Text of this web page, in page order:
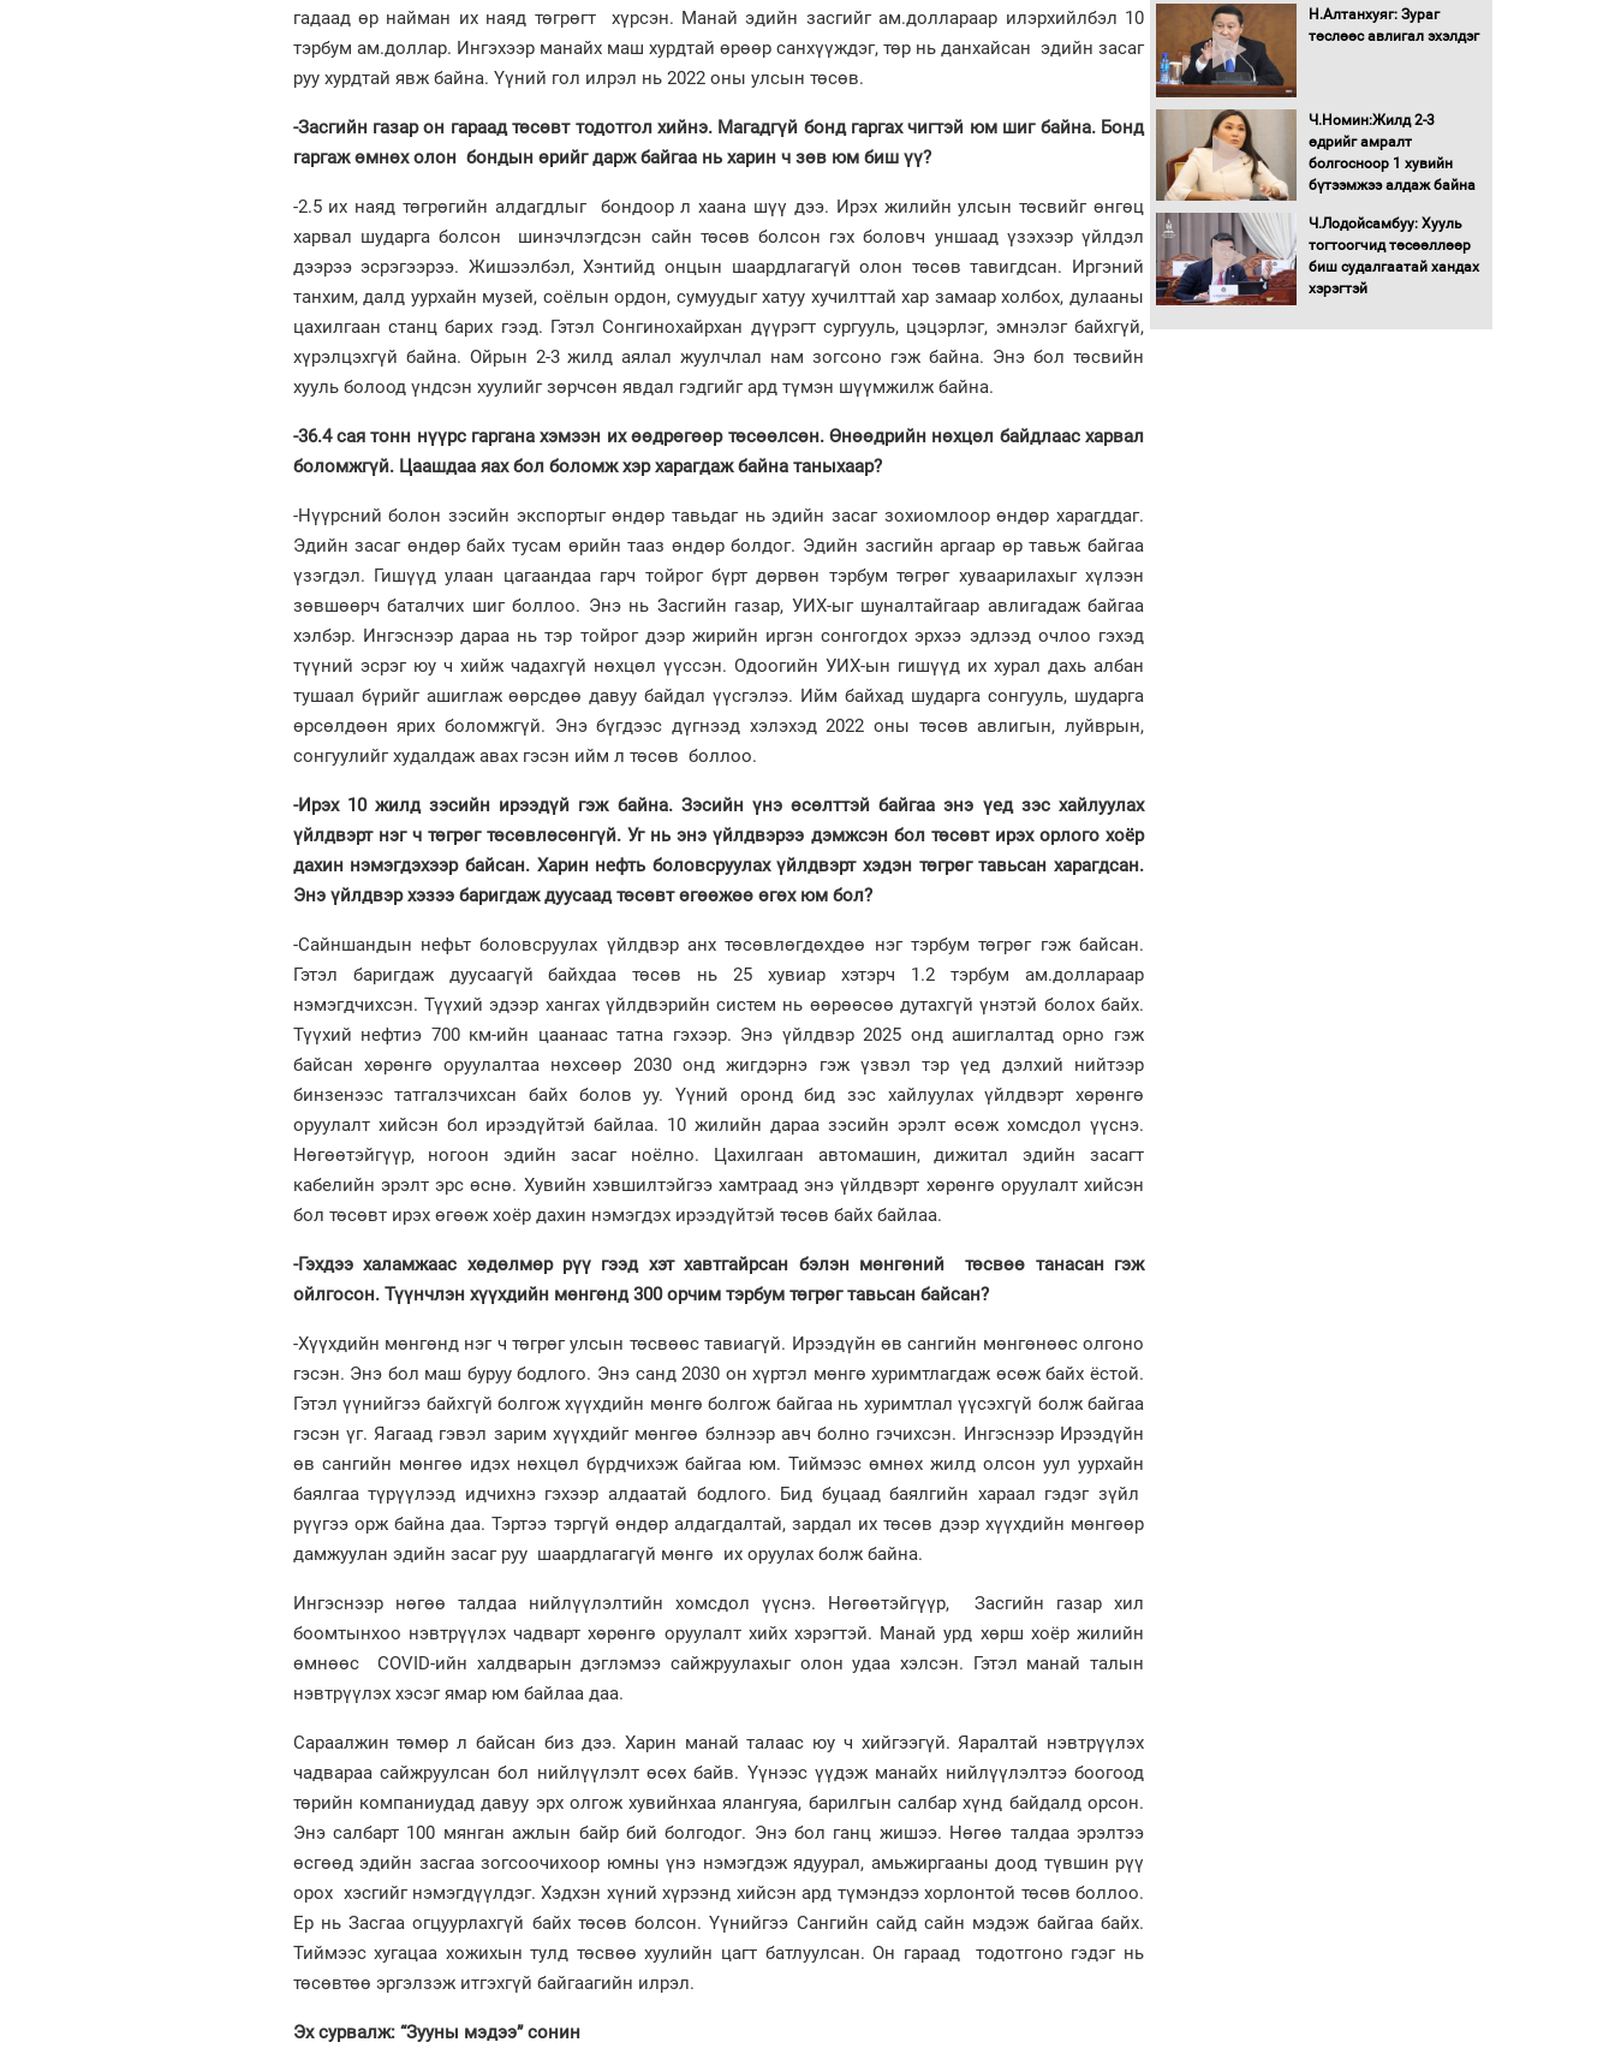
гадаад өр найман их наяд төгрөгт хүрсэн. Манай эдийн засгийг ам.доллараар илэрхийлбэл 10
тэрбум ам.доллар. Ингэхээр манайх маш хурдтай өрөөр санхүүждэг, төр нь данхайсан эдийн засаг
руу хурдтай явж байна. Үүний гол илрэл нь 2022 оны улсын төсөв.
-Засгийн газар он гараад төсөвт тодотгол хийнэ. Магадгүй бонд гаргах чигтэй юм шиг байна. Бонд
гаргаж өмнөх олон бондын өрийг дарж байгаа нь харин ч зөв юм биш үү?
-2.5 их наяд төгрөгийн алдагдлыг бондоор л хаана шүү дээ. Ирэх жилийн улсын төсвийг өнгөц
харвал шударга болсон шинэчлэгдсэн сайн төсөв болсон гэх боловч уншаад үзэхээр үйлдэл
дээрээ эсрэгээрээ. Жишээлбэл, Хэнтийд онцын шаардлагагүй олон төсөв тавигдсан. Иргэний
танхим, далд уурхайн музей, соёлын ордон, сумуудыг хатуу хучилттай хар замаар холбох, дулааны
цахилгаан станц барих гээд. Гэтэл Сонгинохайрхан дүүрэгт сургууль, цэцэрлэг, эмнэлэг байхгүй,
хүрэлцэхгүй байна. Ойрын 2-3 жилд аялал жуулчлал нам зогсоно гэж байна. Энэ бол төсвийн
хууль болоод үндсэн хуулийг зөрчсөн явдал гэдгийг ард түмэн шүүмжилж байна.
-36.4 сая тонн нүүрс гаргана хэмээн их өөдрөгөөр төсөөлсөн. Өнөөдрийн нөхцөл байдлаас харвал
боломжгүй. Цаашдаа яах бол боломж хэр харагдаж байна таныхаар?
-Нүүрсний болон зэсийн экспортыг өндөр тавьдаг нь эдийн засаг зохиомлоор өндөр харагддаг.
Эдийн засаг өндөр байх тусам өрийн тааз өндөр болдог. Эдийн засгийн аргаар өр тавьж байгаа
үзэгдэл. Гишүүд улаан цагаандаа гарч тойрог бүрт дөрвөн тэрбум төгрөг хуваарилахыг хүлээн
зөвшөөрч баталчих шиг боллоо. Энэ нь Засгийн газар, УИХ-ыг шуналтайгаар авлигадаж байгаа
хэлбэр. Ингэснээр дараа нь тэр тойрог дээр жирийн иргэн сонгогдох эрхээ эдлээд очлоо гэхэд
түүний эсрэг юу ч хийж чадахгүй нөхцөл үүссэн. Одоогийн УИХ-ын гишүүд их хурал дахь албан
тушаал бүрийг ашиглаж өөрсдөө давуу байдал үүсгэлээ. Ийм байхад шударга сонгууль, шударга
өрсөлдөөн ярих боломжгүй. Энэ бүгдээс дүгнээд хэлэхэд 2022 оны төсөв авлигын, луйврын,
сонгуулийг худалдаж авах гэсэн ийм л төсөв боллоо.
-Ирэх 10 жилд зэсийн ирээдүй гэж байна. Зэсийн үнэ өсөлттэй байгаа энэ үед зэс хайлуулах
үйлдвэрт нэг ч төгрөг төсөвлөсөнгүй. Уг нь энэ үйлдвэрээ дэмжсэн бол төсөвт ирэх орлого хоёр
дахин нэмэгдэхээр байсан. Харин нефть боловсруулах үйлдвэрт хэдэн төгрөг тавьсан харагдсан.
Энэ үйлдвэр хэзээ баригдаж дуусаад төсөвт өгөөжөө өгөх юм бол?
-Сайншандын нефьт боловсруулах үйлдвэр анх төсөвлөгдөхдөө нэг тэрбум төгрөг гэж байсан.
Гэтэл баригдаж дуусаагүй байхдаа төсөв нь 25 хувиар хэтэрч 1.2 тэрбум ам.доллараар
нэмэгдчихсэн. Түүхий эдээр хангах үйлдвэрийн систем нь өөрөөсөө дутахгүй үнэтэй болох байх.
Түүхий нефтиэ 700 км-ийн цаанаас татна гэхээр. Энэ үйлдвэр 2025 онд ашиглалтад орно гэж
байсан хөрөнгө оруулалтаа нөхсөөр 2030 онд жигдэрнэ гэж үзвэл тэр үед дэлхий нийтээр
бинзенээс татгалзчихсан байх болов уу. Үүний оронд бид зэс хайлуулах үйлдвэрт хөрөнгө
оруулалт хийсэн бол ирээдүйтэй байлаа. 10 жилийн дараа зэсийн эрэлт өсөж хомсдол үүснэ.
Нөгөөтэйгүүр, ногоон эдийн засаг ноёлно. Цахилгаан автомашин, дижитал эдийн засагт
кабелийн эрэлт эрс өснө. Хувийн хэвшилтэйгээ хамтраад энэ үйлдвэрт хөрөнгө оруулалт хийсэн
бол төсөвт ирэх өгөөж хоёр дахин нэмэгдэх ирээдүйтэй төсөв байх байлаа.
-Гэхдээ халамжаас хөдөлмөр рүү гээд хэт хавтгайрсан бэлэн мөнгөний төсвөө танасан гэж
ойлгосон. Түүнчлэн хүүхдийн мөнгөнд 300 орчим тэрбум төгрөг тавьсан байсан?
-Хүүхдийн мөнгөнд нэг ч төгрөг улсын төсвөөс тавиагүй. Ирээдүйн өв сангийн мөнгөнөөс олгоно
гэсэн. Энэ бол маш буруу бодлого. Энэ санд 2030 он хүртэл мөнгө хуримтлагдаж өсөж байх ёстой.
Гэтэл үүнийгээ байхгүй болгож хүүхдийн мөнгө болгож байгаа нь хуримтлал үүсэхгүй болж байгаа
гэсэн үг. Яагаад гэвэл зарим хүүхдийг мөнгөө бэлнээр авч болно гэчихсэн. Ингэснээр Ирээдүйн
өв сангийн мөнгөө идэх нөхцөл бүрдчихэж байгаа юм. Тиймээс өмнөх жилд олсон уул уурхайн
баялгаа түрүүлээд идчихнэ гэхээр алдаатай бодлого. Бид буцаад баялгийн хараал гэдэг зүйл
рүүгээ орж байна даа. Тэртээ тэргүй өндөр алдагдалтай, зардал их төсөв дээр хүүхдийн мөнгөөр
дамжуулан эдийн засаг руу шаардлагагүй мөнгө их оруулах болж байна.
Ингэснээр нөгөө талдаа нийлүүлэлтийн хомсдол үүснэ. Нөгөөтэйгүүр, Засгийн газар хил
боомтынхоо нэвтрүүлэх чадварт хөрөнгө оруулалт хийх хэрэгтэй. Манай урд хөрш хоёр жилийн
өмнөөс COVID-ийн халдварын дэглэмээ сайжруулахыг олон удаа хэлсэн. Гэтэл манай талын
нэвтрүүлэх хэсэг ямар юм байлаа даа.
Сараалжин төмөр л байсан биз дээ. Харин манай талаас юу ч хийгээгүй. Яаралтай нэвтрүүлэх
чадвараа сайжруулсан бол нийлүүлэлт өсөх байв. Үүнээс үүдэж манайх нийлүүлэлтээ боогоод
төрийн компаниудад давуу эрх олгож хувийнхаа ялангуяа, барилгын салбар хүнд байдалд орсон.
Энэ салбарт 100 мянган ажлын байр бий болгодог. Энэ бол ганц жишээ. Нөгөө талдаа эрэлтээ
өсгөөд эдийн засгаа зогсоочихоор юмны үнэ нэмэгдэж ядуурал, амьжиргааны доод түвшин рүү
орох хэсгийг нэмэгдүүлдэг. Хэдхэн хүний хүрээнд хийсэн ард түмэндээ хорлонтой төсөв боллоо.
Ер нь Засгаа огцуурлахгүй байх төсөв болсон. Үүнийгээ Сангийн сайд сайн мэдэж байгаа байх.
Тиймээс хугацаа хожихын тулд төсвөө хуулийн цагт батлуулсан. Он гараад тодотгоно гэдэг нь
төсөвтөө эргэлзэж итгэхгүй байгаагийн илрэл.
Эх сурвалж: “Зууны мэдээ” сонин
Хөшөө бүтсэн түүхийг
Хөвсгөл нуурын лусыг
тахих төрийн тахилгын
ёслол боллоо
“Хар жагсаалт”-ын
асуудлыг цэгцлэх
чиглэлээр
Монголбанкны
хугацаатай үүрэг өглөө
Н.Алтанхуяг: Зураг
төслөөс авлигал эхэлдэг
Ч.Номин:Жилд 2-3
өдрийг амралт
болгосноор 1 хувийн
бүтээмжээ алдаж байна
Ч.Лодойсамбуу: Хууль
тогтоогчид төсөөллөөр
биш судалгаатай хандах
хэрэгтэй